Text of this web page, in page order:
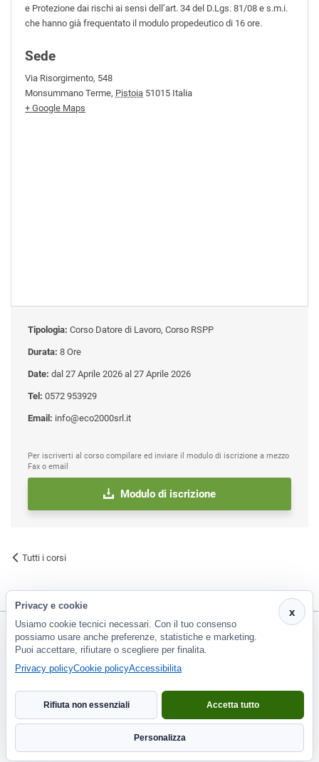
e Protezione dai rischi ai sensi dell’art. 34 del D.Lgs. 81/08 e s.m.i.
che hanno già frequentato il modulo propedeutico di 16 ore.
Sede
Via Risorgimento, 548
Monsummano Terme, Pistoia 51015 Italia
+ Google Maps
Tipologia: Corso Datore di Lavoro, Corso RSPP
Durata: 8 Ore
Date: dal 27 Aprile 2026 al 27 Aprile 2026
Tel: 0572 953929
Email: info@eco2000srl.it
Per iscriverti al corso compilare ed inviare il modulo di iscrizione a mezzo
Fax o email
Modulo di iscrizione
Tutti i corsi
CF e P.Iva 01266420478 - REA: PT-188663 | Via Risorgimento, 548 - Monsummano Terme (PT) | 0572
953929
Informativa privacy
x
Privacy e cookie
Usiamo cookie tecnici necessari. Con il tuo consenso
possiamo usare anche preferenze, statistiche e marketing.
Puoi accettare, rifiutare o scegliere per finalita.
Privacy policyCookie policyAccessibilita
Rifiuta non essenziali
Personalizza
Accetta tutto